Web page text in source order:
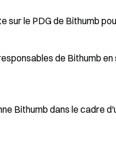
sur le PDG de Bithumb
de Bithumb
Bithumb dans le cadre